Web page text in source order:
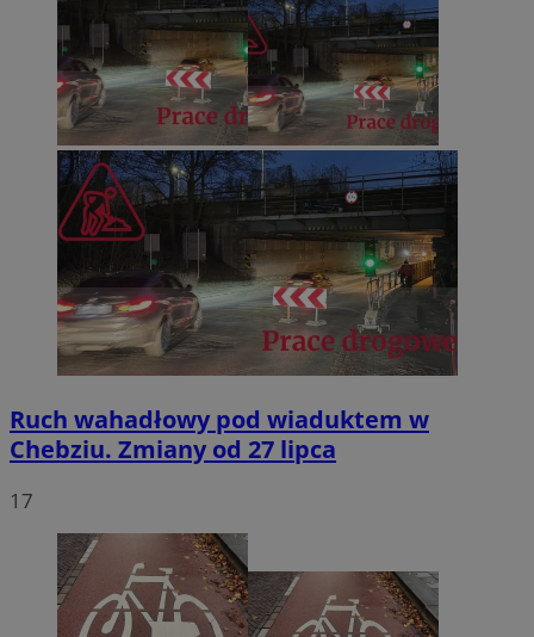
Ruch wahadłowy pod wiaduktem w
Chebziu. Zmiany od 27 lipca
17